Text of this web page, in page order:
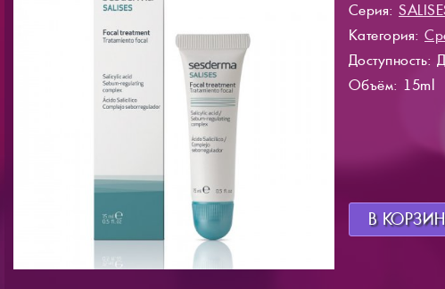
Серия:
Категория:
Доступность:
Объём: 15ml
В